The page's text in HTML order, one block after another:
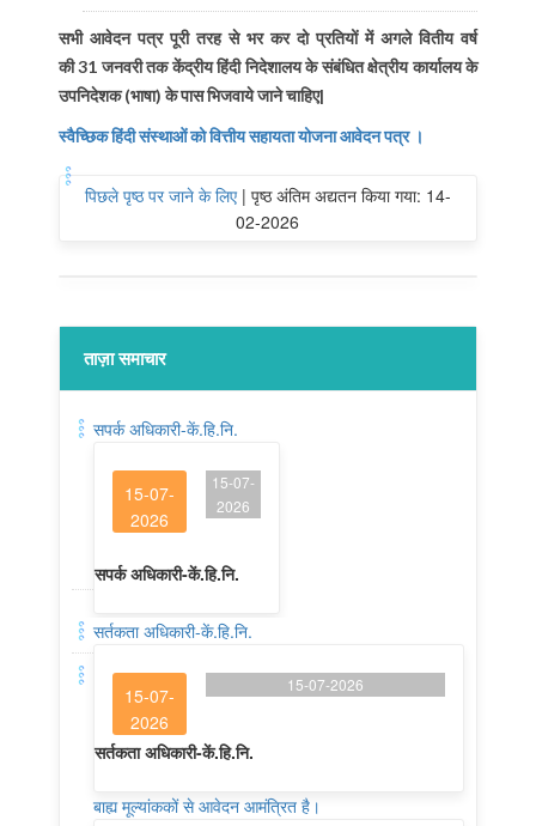
सभी आवेदन पत्र पूरी तरह से भर कर दो प्रतियों में अगले वितीय वर्ष
की31जनवरी तक केंद्रीय हिंदी निदेशालय के संबंधित क्षेत्रीय कार्यालय के
उपनिदेशक (भाषा) के पास भिजवाये जाने चाहिए|
स्वैच्छिक हिंदी संस्थाओं को वित्तीय सहायता योजना आवेदन पत्र ।
पिछले पृष्ठ पर जाने के लिए| पृष्ठ अंतिम अद्यतन किया गया: 14-
02-2026
ताज़ा समाचार
सपर्क अधिकारी-कें.हि.नि.
15-07-
2026
15-07-
2026
सपर्क अधिकारी-कें.हि.नि.
सर्तकता अधिकारी-कें.हि.नि.
15-07-
2026
15-07-2026
सर्तकता अधिकारी-कें.हि.नि.
बाह्य मूल्यांककों से आवेदन आमंत्रित है।